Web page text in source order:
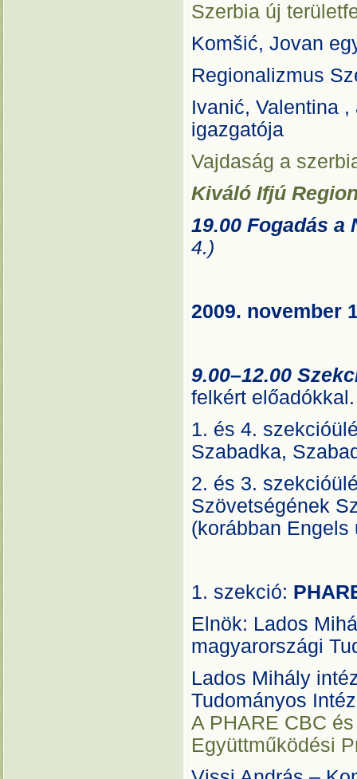
Szerbia új
Komšić, Jovan
Regionalizmus
Ivanić, Valentina
igazgatója
Vajdaság a
Kiváló Ifjú
19.00 Fogadás
4.)
2009. november
9.00–12.00
felkért előadókkal.
1. és 4.
Szabadka,
2. és 3.
Szövetségének
(korábban Engels
1. szekció:
Elnök: Lados
magyarországi
Lados Mihály
Tudományos
A PHARE CBC
Együttműködési